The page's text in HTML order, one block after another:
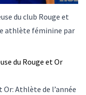
du club Rouge et
athlète féminine par
du Rouge et Or
Or: Athlète de l’année